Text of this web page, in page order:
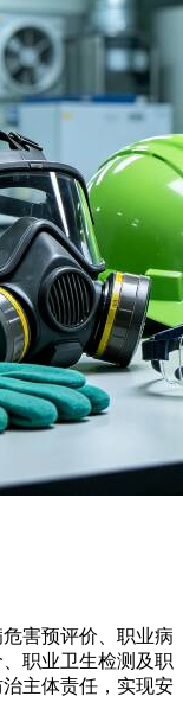
害预评价、职业病
职业卫生检测及职
主体责任，实现安